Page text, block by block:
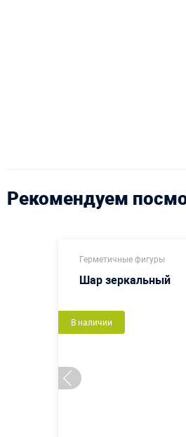
Рекомендуем
Герметичные фигуры
Шар зеркальный
В наличии